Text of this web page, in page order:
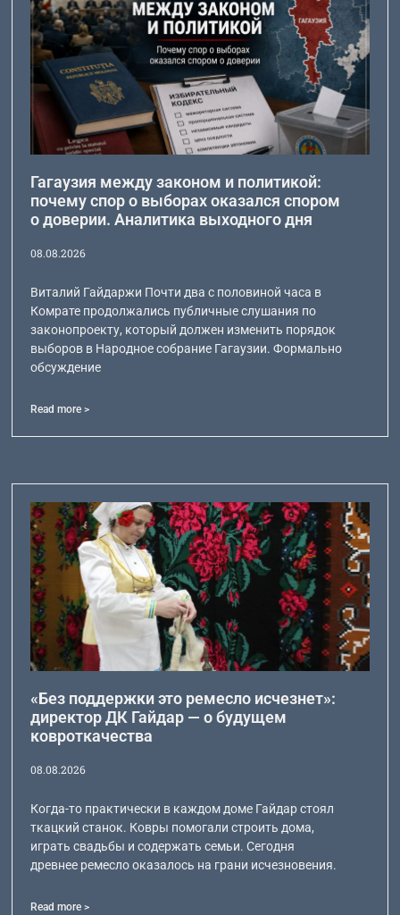
Гагаузия между законом и политикой:
почему спор о выборах оказался спором
о доверии. Аналитика выходного дня
08.08.2026
Виталий Гайдаржи Почти два с половиной часа в
Комрате продолжались публичные слушания по
законопроекту, который должен изменить порядок
выборов в Народное собрание Гагаузии. Формально
обсуждение
Read more >
«Без поддержки это ремесло исчезнет»:
директор ДК Гайдар — о будущем
ковроткачества
08.08.2026
Когда-то практически в каждом доме Гайдар стоял
ткацкий станок. Ковры помогали строить дома,
играть свадьбы и содержать семьи. Сегодня
древнее ремесло оказалось на грани исчезновения.
Read more >